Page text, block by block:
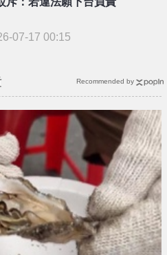
07-17 00:15
Recommended by